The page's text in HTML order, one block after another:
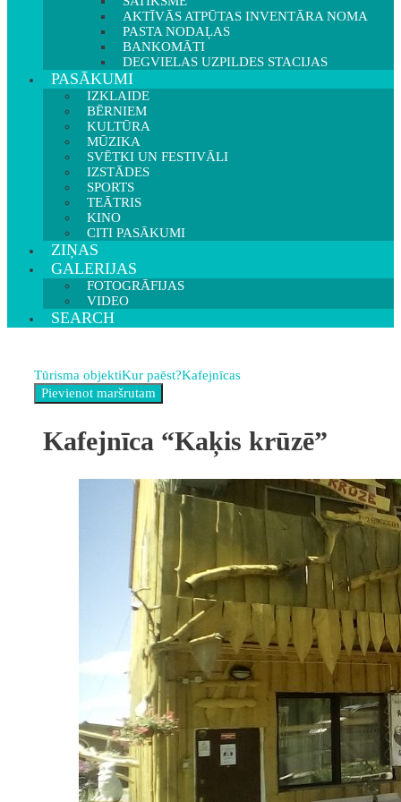
AKTĪVĀS ATPŪTAS INVENTĀRA NOMA
PASTA NODAĻAS
BANKOMĀTI
DEGVIELAS UZPILDES STACIJAS
PASĀKUMI
IZKLAIDE
BĒRNIEM
KULTŪRA
MŪZIKA
SVĒTKI UN FESTIVĀLI
IZSTĀDES
SPORTS
TEĀTRIS
KINO
CITI PASĀKUMI
ZIŅAS
GALERIJAS
FOTOGRĀFIJAS
VIDEO
SEARCH
Tūrisma objektiKur paēst?Kafejnīcas
Kafejnīca “Kaķis krūzē”